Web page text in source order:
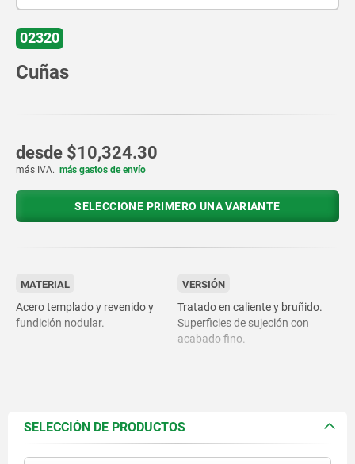
02320
Cuñas
desde $10,324.30
más IVA. más gastos de envío
SELECCIONE PRIMERO UNA VARIANTE
MATERIAL
Acero templado y revenido y
fundición nodular.
VERSIÓN
Tratado en caliente y bruñido.
Superficies de sujeción con
acabado fino.
SELECCIÓN DE PRODUCTOS